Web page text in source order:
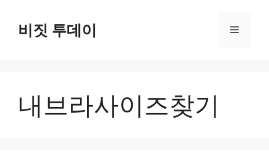
비짓 투데이 메
내브라사이즈찾기